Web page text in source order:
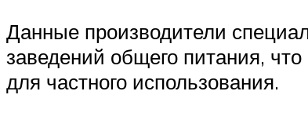
Данные производители
заведений общего питания,
для частного использования.